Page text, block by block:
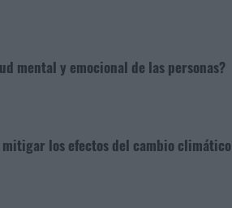
mental y emocional de las personas?
los efectos del cambio climático